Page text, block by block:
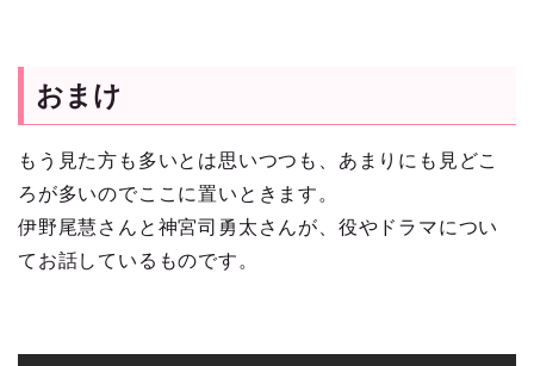
おまけ
もう見た方も多いとは思いつつも、あまりにも見どこ
ろが多いのでここに置いときます。
伊野尾慧さんと神宮司勇太さんが、役やドラマについ
てお話しているものです。